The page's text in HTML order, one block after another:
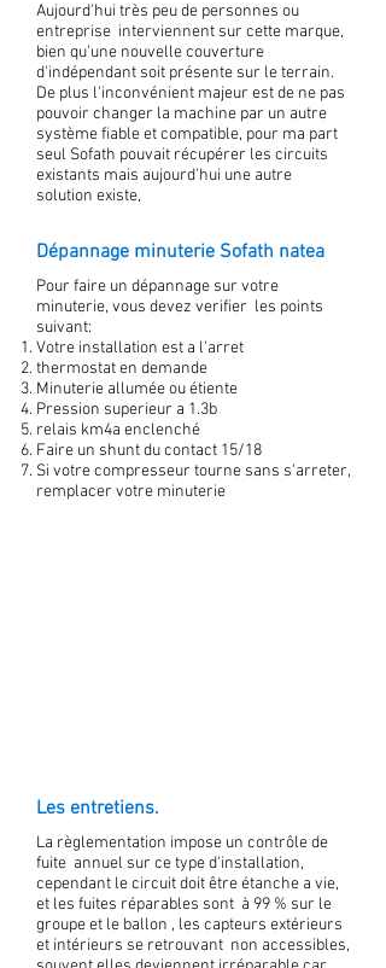
Aujourd'hui très peu de personnes ou
entreprise interviennent sur cette marque,
bien qu'une nouvelle couverture
d'indépendant soit présente sur le terrain.
De plus l'inconvénient majeur est de ne pas
pouvoir changer la machine par un autre
système fiable et compatible, pour ma part
seul Sofath pouvait récupérer les circuits
existants mais aujourd'hui une autre
solution existe,
Dépannage minuterie Sofath natea
Pour faire un dépannage sur votre
minuterie, vous devez verifier les points
suivant:
Votre installation est a l'arret
thermostat en demande
Minuterie allumée ou étiente
Pression superieur a 1.3b
relais km4a enclenché
Faire un shunt du contact 15/18
Si votre compresseur tourne sans s'arreter,
remplacer votre minuterie
Les entretiens.
La règlementation impose un contrôle de
fuite annuel sur ce type d'installation,
cependant le circuit doit être étanche a vie,
et les fuites réparables sont à 99 % sur le
groupe et le ballon , les capteurs extérieurs
et intérieurs se retrouvant non accessibles,